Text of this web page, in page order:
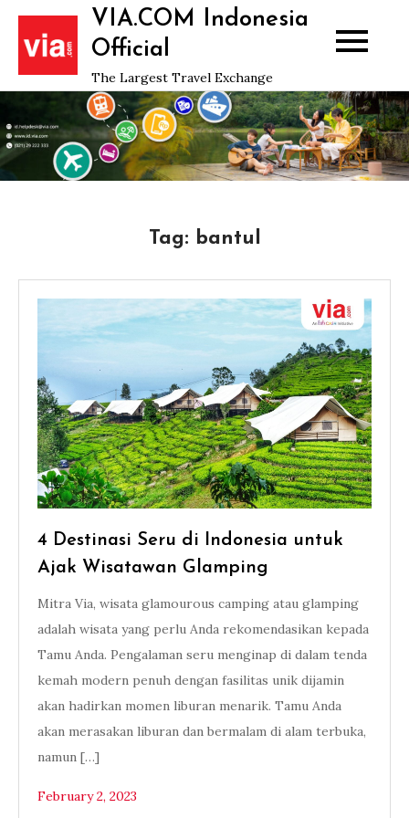
Skip
content
VIA.COM Indonesia
Official
The Largest Travel Exchange
Tag: bantul
4 Destinasi Seru di Indonesia untuk
Ajak Wisatawan Glamping
Mitra Via, wisata glamourous camping atau glamping
adalah wisata yang perlu Anda rekomendasikan kepada
Tamu Anda. Pengalaman seru menginap di dalam tenda
kemah modern penuh dengan fasilitas unik dijamin
akan hadirkan momen liburan menarik. Tamu Anda
akan merasakan liburan dan bermalam di alam terbuka,
namun […]
February 2, 2023